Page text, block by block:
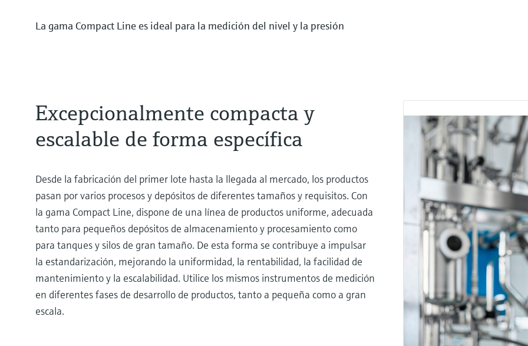
La gama Compact Line es ideal para la medición del nivel y la presión
Excepcionalmente compacta y
escalable de forma específica
Desde la fabricación del primer lote hasta la llegada al mercado, los productos
pasan por varios procesos y depósitos de diferentes tamaños y requisitos. Con
la gama Compact Line, dispone de una línea de productos uniforme, adecuada
tanto para pequeños depósitos de almacenamiento y procesamiento como
para tanques y silos de gran tamaño. De esta forma se contribuye a impulsar
la estandarización, mejorando la uniformidad, la rentabilidad, la facilidad de
mantenimiento y la escalabilidad. Utilice los mismos instrumentos de medición
en diferentes fases de desarrollo de productos, tanto a pequeña como a gran
escala.